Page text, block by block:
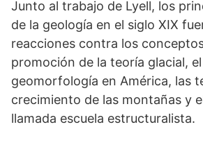
Junto al trabajo de Lyell, los
de la geología en el siglo XIX
reacciones contra los
promoción de la teoría glacial,
geomorfología en América, las
crecimiento de las montañas y
llamada escuela estructuralista.